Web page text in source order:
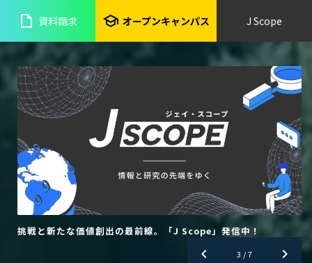
insert_drive_file 資料請求 school オープンキャンパス J Scope
オープンキャンパス開催スケジュール一覧
4 /7
chevron_left 4 /7 chevron_right